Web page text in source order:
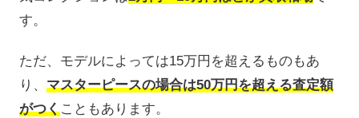
す。
ただ、モデルによっては15万円を超えるものもあ
り、 マスターピースの場合は50万円を超える査定額
がつくこともあります。